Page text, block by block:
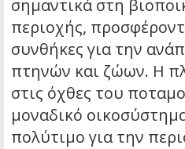
σημαντικά στη
περιοχής,
συνθήκες για την
πτηνών και ζώων. Η
στις όχθες του
μοναδικό
πολύτιμο για την